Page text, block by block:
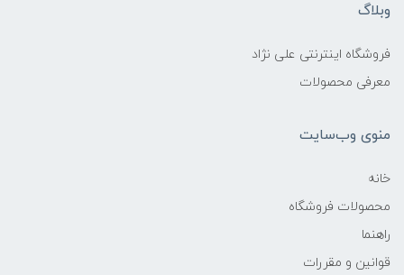
وبلاگ
فروشگاه اینترنتی علی نژاد
معرفی محصولات
منوی وب‌سایت
خانه
محصولات فروشگاه
راهنما
قوانین و مقررات